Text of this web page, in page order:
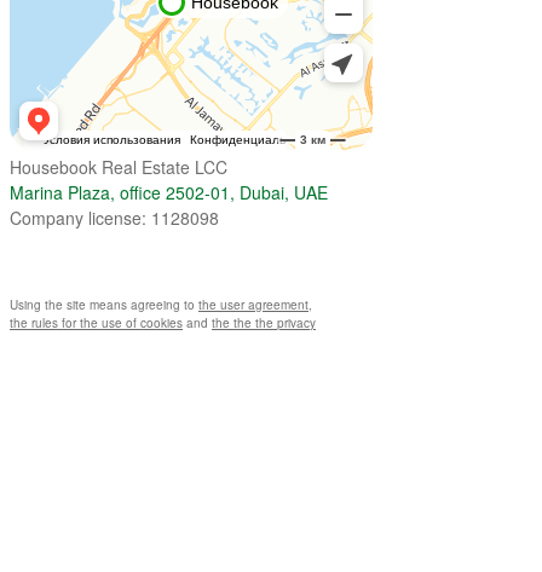
Housebook Real Estate LCC
Marina Plaza, office 2502-01, Dubai, UAE
Company license: 1128098
Using the site means agreeing to the user agreement,
the rules for the use of cookies and the the the privacy